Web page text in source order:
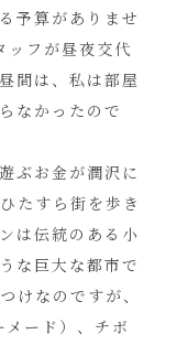
予算がありませ
ッフが昼夜交代
間は、私は部屋
なかったので
ぶお金が潤沢に
たすら街を歩き
は伝統のある小
な巨大な都市で
けなのですが、
ード）、チボ